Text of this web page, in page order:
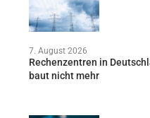
7. August 2026
Rechenzentren in
baut nicht mehr